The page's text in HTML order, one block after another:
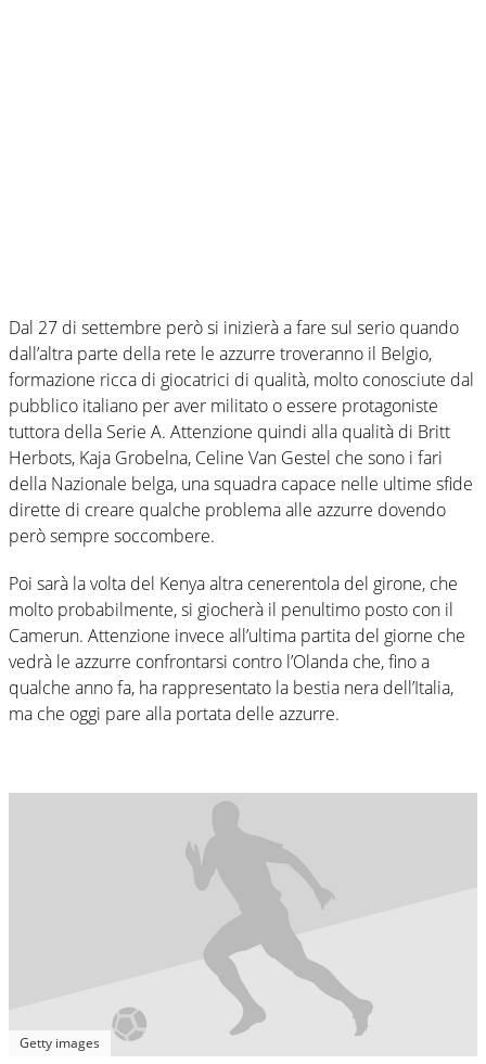
Dal 27 di settembre però si inizierà a fare sul serio quando
dall’altra parte della rete le azzurre troveranno il Belgio,
formazione ricca di giocatrici di qualità, molto conosciute dal
pubblico italiano per aver militato o essere protagoniste
tuttora della Serie A. Attenzione quindi alla qualità di Britt
Herbots, Kaja Grobelna, Celine Van Gestel che sono i fari
della Nazionale belga, una squadra capace nelle ultime sfide
dirette di creare qualche problema alle azzurre dovendo
però sempre soccombere.
Poi sarà la volta del Kenya altra cenerentola del girone, che
molto probabilmente, si giocherà il penultimo posto con il
Camerun. Attenzione invece all’ultima partita del giorne che
vedrà le azzurre confrontarsi contro l’Olanda che, fino a
qualche anno fa, ha rappresentato la bestia nera dell’Italia,
ma che oggi pare alla portata delle azzurre.
Getty images